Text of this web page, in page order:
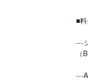
■
---
---